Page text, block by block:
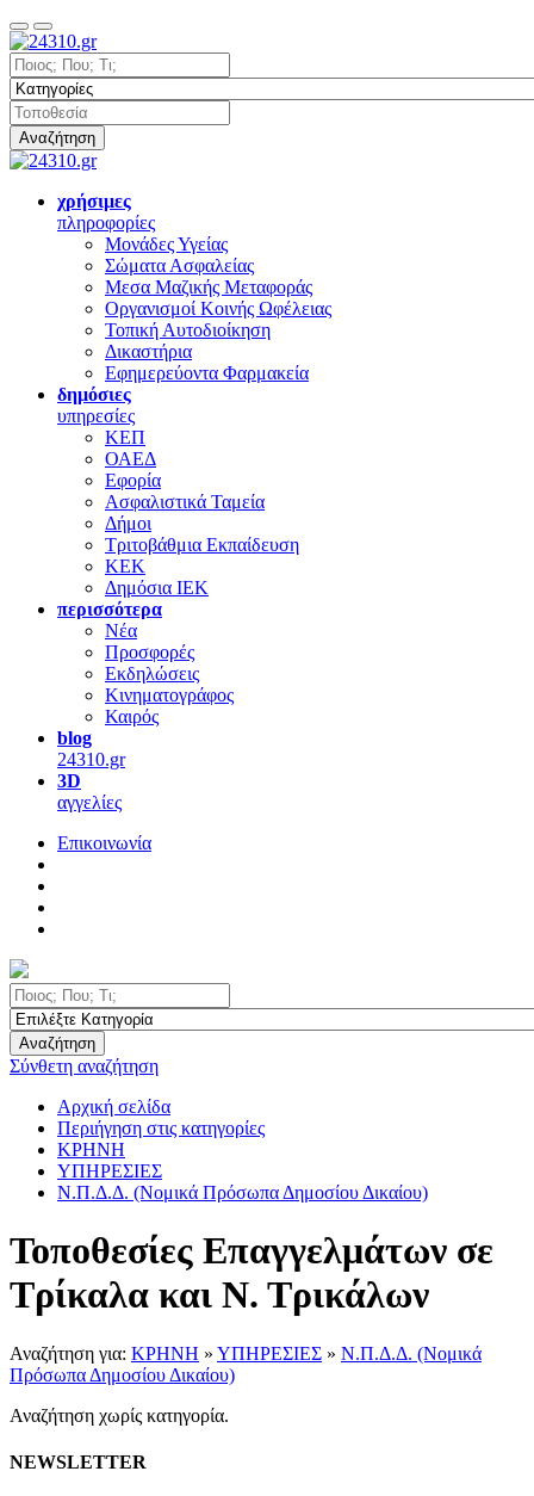
Αναζήτηση
χρήσιμες
πληροφορίες
Μονάδες Υγείας
Σώματα Ασφαλείας
Μεσα Μαζικής Μεταφοράς
Οργανισμοί Κοινής Ωφέλειας
Τοπική Αυτοδιοίκηση
Δικαστήρια
Εφημερεύοντα Φαρμακεία
δημόσιες
υπηρεσίες
ΚΕΠ
ΟΑΕΔ
Εφορία
Ασφαλιστικά Ταμεία
Δήμοι
Τριτοβάθμια Εκπαίδευση
ΚΕΚ
Δημόσια ΙΕΚ
περισσότερα
Νέα
Προσφορές
Εκδηλώσεις
Κινηματογράφος
Καιρός
blog
24310.gr
3D
αγγελίες
Επικοινωνία
Αναζήτηση
Σύνθετη αναζήτηση
Αρχική σελίδα
Περιήγηση στις κατηγορίες
ΚΡΗΝΗ
ΥΠΗΡΕΣΙΕΣ
Ν.Π.Δ.Δ. (Νομικά Πρόσωπα Δημοσίου Δικαίου)
Τοποθεσίες Επαγγελμάτων σε
Τρίκαλα και Ν. Τρικάλων
Αναζήτηση για: ΚΡΗΝΗ » ΥΠΗΡΕΣΙΕΣ » Ν.Π.Δ.Δ. (Νομικά
Πρόσωπα Δημοσίου Δικαίου)
Αναζήτηση χωρίς κατηγορία.
NEWSLETTER